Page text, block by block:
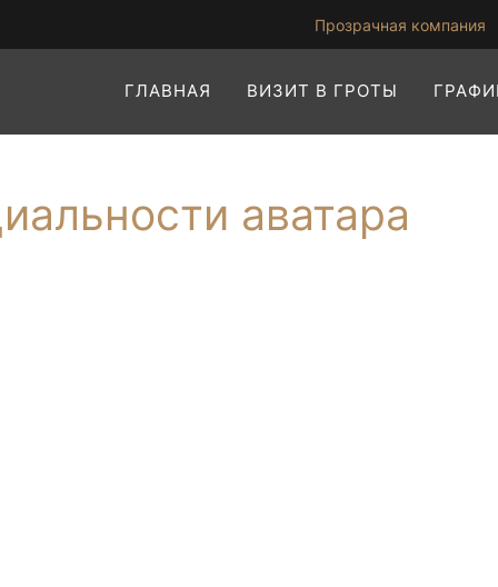
Прозрачная компания
ГЛАВНАЯ ВИЗИТ В ГРОТЫ
аватара